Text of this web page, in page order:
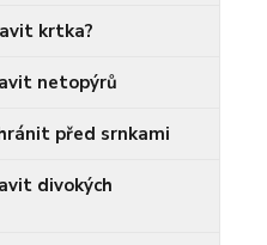
krtka?
netopýrů
před srnkami
divokých